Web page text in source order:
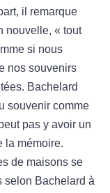
il remarque
nouvelle, « tout
si nous
nos souvenirs
Bachelard
souvenir comme
pas y avoir un
la mémoire.
de maisons se
selon Bachelard à